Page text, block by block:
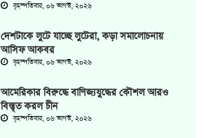
বৃহস্পতিবার, ০৬ আগস্ট, ২০২৬
দেশটাকে লুটে যাচ্ছে লুটেরা, কড়া সমালোচনায়
আসিফ আকবর
বৃহস্পতিবার, ০৬ আগস্ট, ২০২৬
আমেরিকার বিরুদ্ধে বাণিজ্যযুদ্ধের কৌশল আরও
বিস্তৃত করল চীন
বৃহস্পতিবার, ০৬ আগস্ট, ২০২৬